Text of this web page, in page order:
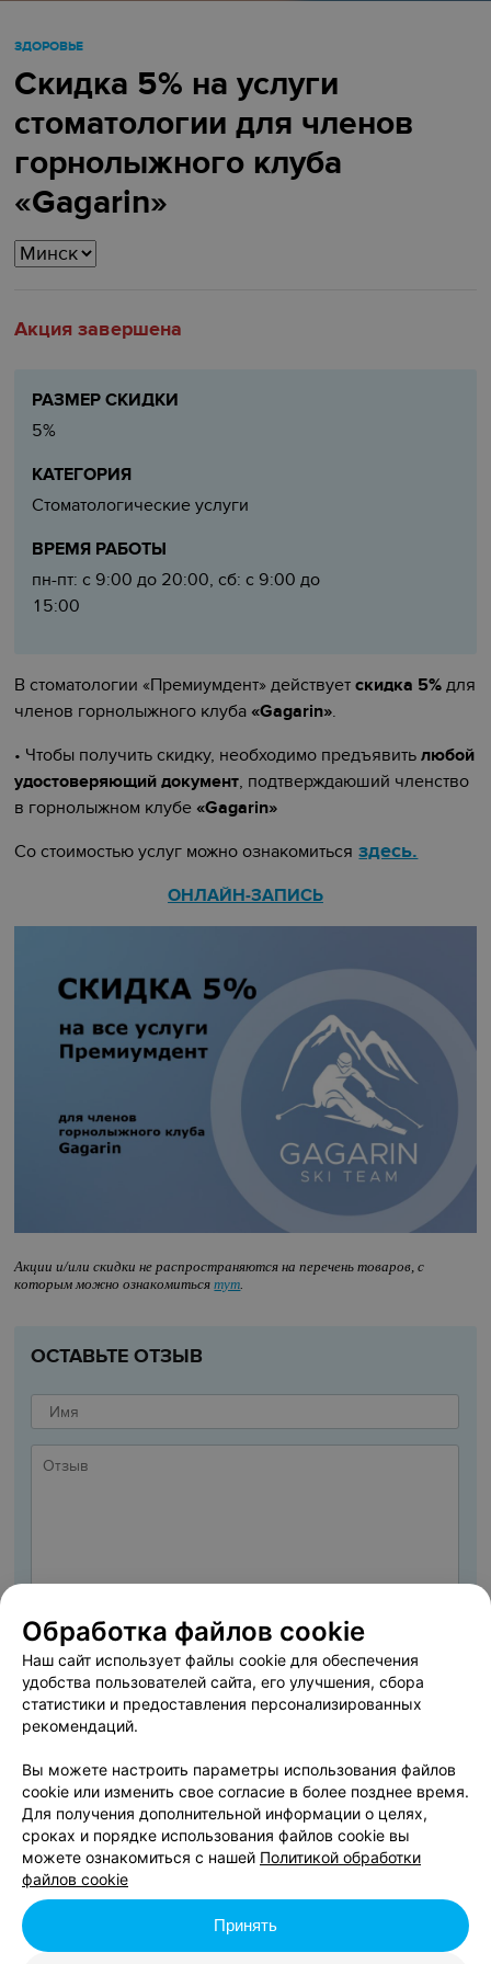
ЗДОРОВЬЕ
Скидка 5% на услуги
стоматологии для членов
горнолыжного клуба
«Gagarin»
Акция завершена
РАЗМЕР СКИДКИ
5%
КАТЕГОРИЯ
Стоматологические услуги
ВРЕМЯ РАБОТЫ
пн-пт: с 9:00 до 20:00, сб: с 9:00 до
15:00
В стоматологии «Премиумдент» действуетскидка 5% для
членов горнолыжного клуба«Gagarin».
• Чтобы получить скидку, необходимо предъявитьлюбой
удостоверяющий документ, подтверждаюший членство
в горнолыжном клубе«Gagarin»
Со стоимостью услуг можно ознакомиться здесь.
ОНЛАЙН-ЗАПИСЬ
Акции и/или скидки не распространяются на перечень товаров, с
которым можно ознакомитьсятут.
ОСТАВЬТЕ ОТЗЫВ
ДОБАВИТЬ ОТЗЫВ
Я даюСогласие на обработку персональных данных
Нажимая кнопку «Добавить отзыв», вы принимаете
условия Пользовательского
соглашения
Скидка 5% на услуги стоматологии для членов горнолыжного
клуба «Gagarin» от «Премиумдент». Узнавайте подробную
Обработка файлов cookie
Наш сайт использует файлы cookie для обеспечения
удобства пользователей сайта, его улучшения, сбора
статистики и предоставления персонализированных
рекомендаций.
Вы можете настроить параметры использования файлов
cookie или изменить свое согласие в более позднее время.
Для получения дополнительной информации о целях,
сроках и порядке использования файлов cookie вы
можете ознакомиться с нашей Политикой обработки
файлов cookie
Принять